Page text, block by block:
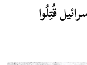
قُتِلُوا